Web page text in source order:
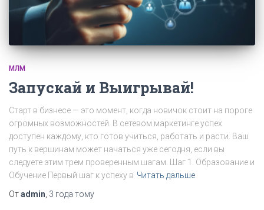
МЛМ
Запускай и Выигрывай!
Старт в бизнесе — это момент, когда новичок стоит на пороге
огромных возможностей. В сетевом маркетинге успех
доступен каждому, кто готов учиться, работать и расти. Ваш
путь к вершинам может начаться уже сегодня, если вы
следуете этим трем проверенным шагам. Шаг 1. Образование и
Обучение Первый шаг к успеху в Читать дальше
Отadmin 3 года тому